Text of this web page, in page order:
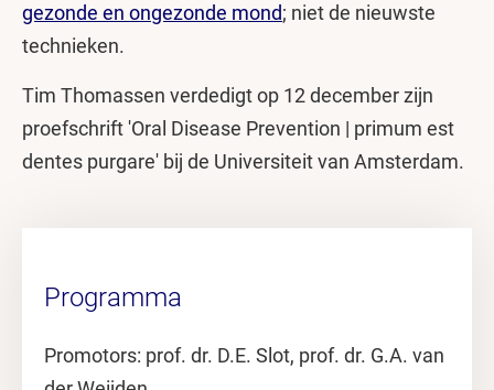
gezonde en ongezonde mond; niet de nieuwste
technieken.
Tim Thomassen verdedigt op 12 december zijn
proefschrift 'Oral Disease Prevention | primum est
dentes purgare' bij de Universiteit van Amsterdam.
Programma
Promotors: prof. dr. D.E. Slot, prof. dr. G.A. van